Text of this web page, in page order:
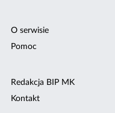
O serwisie
Pomoc
Redakcja BIP MK
Kontakt